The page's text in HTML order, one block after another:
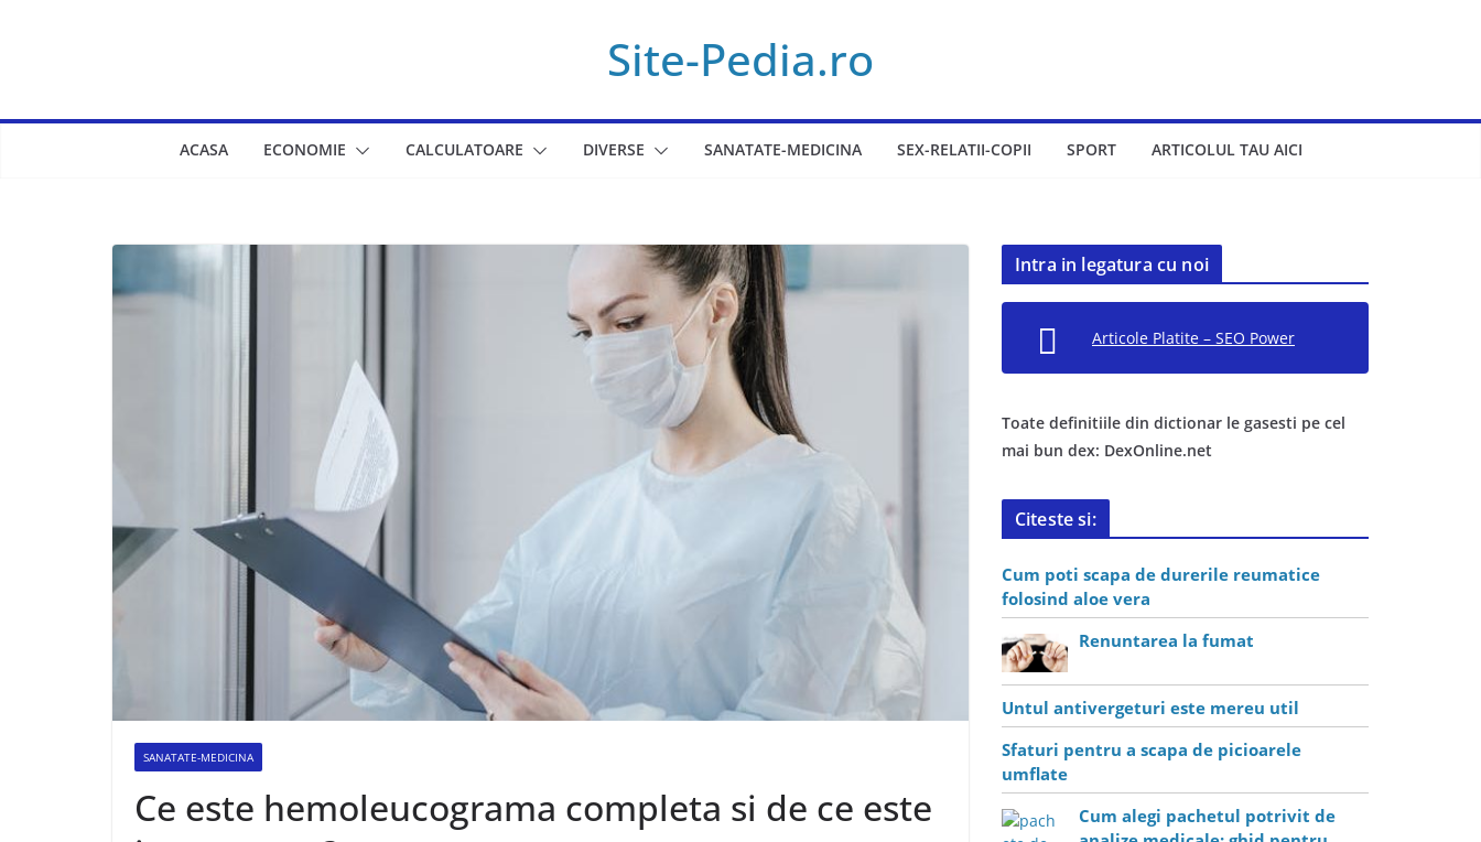
Site-Pedia.ro
ACASA ECONOMIE CALCULATOARE DIVERSE SANATATE-MEDICINA SEX-RELATII-COPII SPORT ARTICOLUL TAU AICI
SANATATE-MEDICINA
Ce este hemoleucograma completa si de ce este
Intra in legatura cu noi
Articole Platite – SEO Power
Toate definitiile din dictionar le gasesti pe cel
mai bun dex: DexOnline.net
Citeste si:
Cum poti scapa de durerile reumatice
folosind aloe vera
Renuntarea la fumat
Untul antivergeturi este mereu util
Sfaturi pentru a scapa de picioarele
umflate
Cum alegi pachetul potrivit de